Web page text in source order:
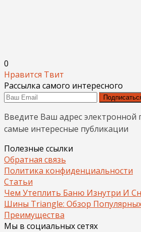
0
Нравится Твит
Рассылка самого интересного
Введите Ваш адрес электронной
самые интересные публикации
Полезные ссылки
Обратная связь
Политика конфиденциальности
Статьи
Чем Утеплить Баню Изнутри И
Шины Triangle: Обзор
Преимущества
Мы в социальных сетях